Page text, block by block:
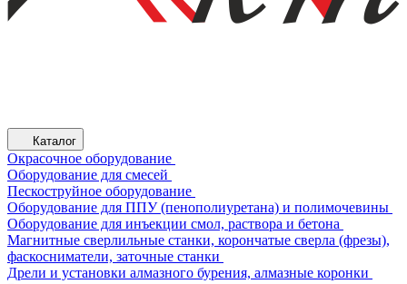
Каталог
Окрасочное оборудование
Оборудование для смесей
Пескоструйное оборудование
Оборудование для ППУ (пенополиуретана) и полимочевины
Оборудование для инъекции смол, раствора и бетона
Магнитные сверлильные станки, корончатые сверла (фрезы),
фаскосниматели, заточные станки
Дрели и установки алмазного бурения, алмазные коронки